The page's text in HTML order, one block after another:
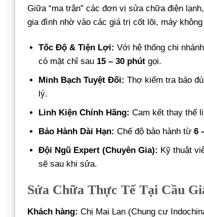
Giữa “ma trận” các đơn vị sửa chữa điện lạnh,
gia đình nhờ vào các giá trị cốt lõi, máy
Tốc Độ & Tiện Lợi: Với hệ thống chi
có mặt chỉ sau 15 – 30 phút gọi.
Minh Bạch Tuyệt Đối: Thợ kiểm tra báo
lý.
Linh Kiện Chính Hãng: Cam kết thay thế
Bảo Hành Dài Hạn: Chế độ bảo hành từ6
Đội Ngũ Expert (Chuyên Gia): Kỹ thuật
sẽ sau khi sửa.
Sửa Chữa Thực Tế Tại Cầu
Khách hàng: Chị Mai Lan (Chung cư